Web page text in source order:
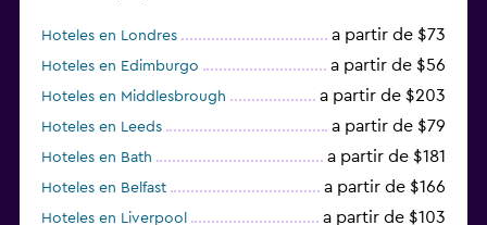
Hoteles en Londres a partir de $73
Hoteles en Edimburgo a partir de $56
Hoteles en Middlesbrough a partir de $203
Hoteles en Leeds a partir de $79
Hoteles en Bath a partir de $181
Hoteles en Belfast a partir de $166
Hoteles en Liverpool a partir de $103